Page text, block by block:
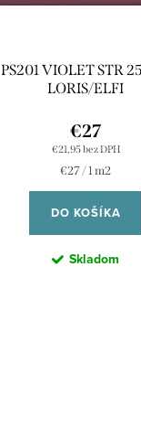
PS201 VIOLET STR
LORIS/ELFI
€21,95 bez DPH
€27
Jednotková
€27 / 1 m2
DO KOŠÍKA
Skladom